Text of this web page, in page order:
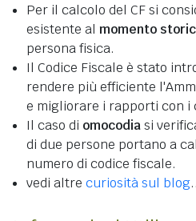
Per il calcolo del CF si
esistente al momento
persona fisica.
Il Codice Fiscale è stato
rendere più efficiente
e migliorare i rapporti con i
Il caso di omocodiasi
di due persone portano a
numero di codice fiscale.
vedi altre curiosità sul blog